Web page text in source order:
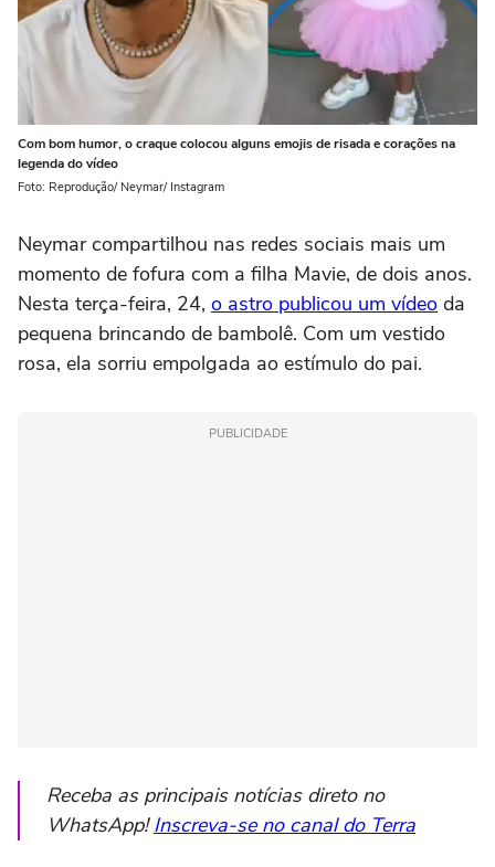
Com bom humor, o craque colocou alguns emojis de risada e corações na
legenda do vídeo
Foto: Reprodução/ Neymar/ Instagram
Neymar compartilhou nas redes sociais mais um
momento de fofura com a filha Mavie, de dois anos.
Nesta terça-feira, 24, o astro publicou um vídeo da
pequena brincando de bambolê. Com um vestido
rosa, ela sorriu empolgada ao estímulo do pai.
PUBLICIDADE
Receba as principais notícias direto no
WhatsApp!Inscreva-se no canal do Terra